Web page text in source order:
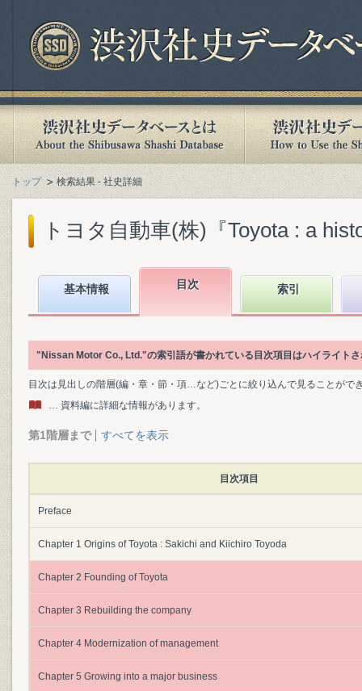
トップ 検索結果 - 社史詳細
トヨタ自動車(株)『Toyota : a
基本情報 目次 索引
"Nissan Motor Co., Ltd."の索引語が書かれている目次項目はハイライト
目次は見出しの階層(編・章・節・項…など)ごとに絞り込んで見ることがで
… 資料編に詳細な情報があります。
第1階層まで すべてを表示
目次項目
Preface
Chapter 1 Origins of Toyota : Sakichi and Kiichiro Toyoda
Chapter 2 Founding of Toyota
Chapter 3 Rebuilding the company
Chapter 4 Modernization of management
Chapter 5 Growing into a major business